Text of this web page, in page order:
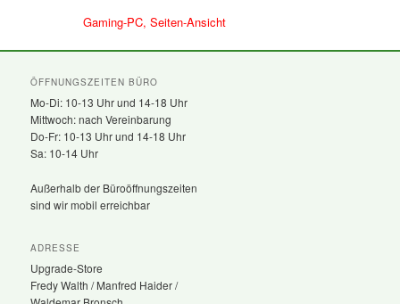
Gaming-PC, Seiten-Ansicht
ÖFFNUNGSZEITEN BÜRO
Mo-Di: 10-13 Uhr und 14-18 Uhr
Mittwoch: nach Vereinbarung
Do-Fr: 10-13 Uhr und 14-18 Uhr
Sa: 10-14 Uhr
Außerhalb der Büroöffnungszeiten
sind wir mobil erreichbar
ADRESSE
Upgrade-Store
Fredy Walth / Manfred Haider /